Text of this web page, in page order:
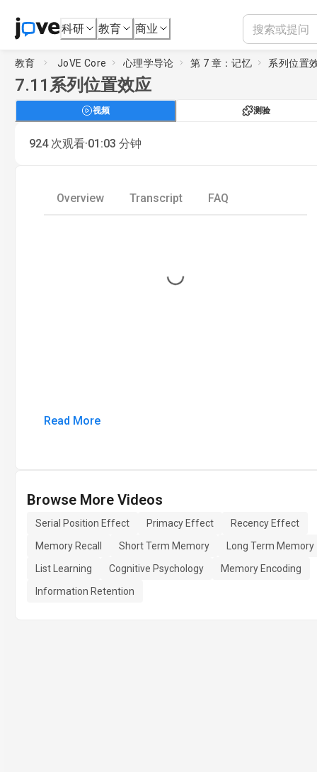
科研 教育 商业
教育 JoVE Core 心理学导论 第 7 章：记忆 系列位置
7.11 系列位置效应
视频 测验
924 次观看·01:03 分钟
Overview Transcript FAQ
Loading...
Read More
Browse More Videos
Serial Position Effect Primacy Effect
Recency Effect
Memory Recall
Short Term Memory
Long Term Memory
List Learning
Cognitive Psychology
Memory Encoding
Information Retention